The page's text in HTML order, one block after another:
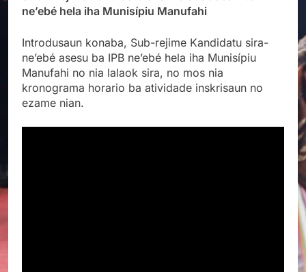
ne’ebé hela iha Munisípiu Manufahi
Introdusaun konaba, Sub-rejime Kandidatu sira-
ne’ebé asesu ba IPB ne’ebé hela iha Munisípiu
Manufahi no nia lalaok sira, no mos nia
kronograma horario ba atividade inskrisaun no
ezame nian.